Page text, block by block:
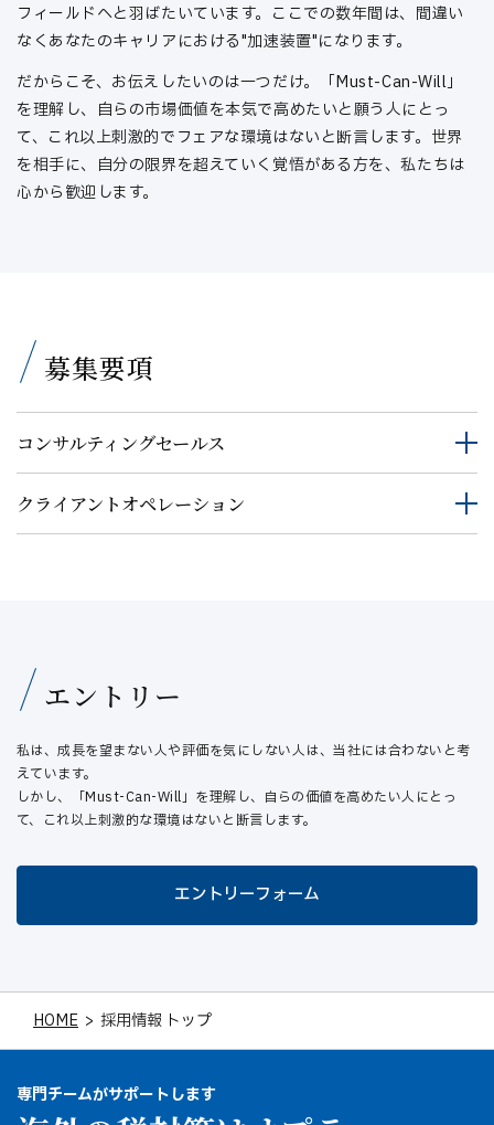
フィールドへと羽ばたいています。ここでの数年間は、間違い
なくあなたのキャリアにおける"加速装置"になります。
だからこそ、お伝えしたいのは一つだけ。「Must-Can-Will」
を理解し、自らの市場価値を本気で高めたいと願う人にとっ
て、これ以上刺激的でフェアな環境はないと断言します。世界
を相手に、自分の限界を超えていく覚悟がある方を、私たちは
心から歓迎します。
募集要項
コンサルティングセールス
クライアントオペレーション
エントリー
私は、成長を望まない人や評価を気にしない人は、当社には合わないと考
えています。
しかし、「Must-Can-Will」を理解し、自らの価値を高めたい人にとっ
て、これ以上刺激的な環境はないと断言します。
エントリーフォーム
HOME > 採用情報 トップ
専門チームがサポートします